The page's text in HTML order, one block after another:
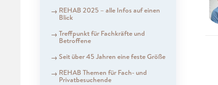
REHAB 2025 – alle Infos auf einen
Blick
Treffpunkt für Fachkräfte und
Betroffene
Seit über 45 Jahren eine feste Größe
REHAB Themen für Fach- und
Privatbesuchende